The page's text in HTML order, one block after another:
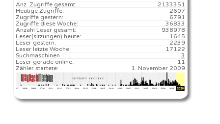
2133351
Anz. Zugriffe gesamt:
2607
Heutige Zugriffe:
6791
Zugriffe gestern:
36833
Zugriffe diese Woche:
938978
Anzahl Leser gesamt:
1645️
Leser(sitzungen) heute:
2239
Leser gestern:
17122️
Leser letzte Woche:
3
Suchmaschinen
11
Leser gerade online:
1. November 2009
Zähler startete: